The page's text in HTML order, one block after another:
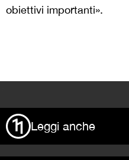
obiettivi importanti».
Leggi anche